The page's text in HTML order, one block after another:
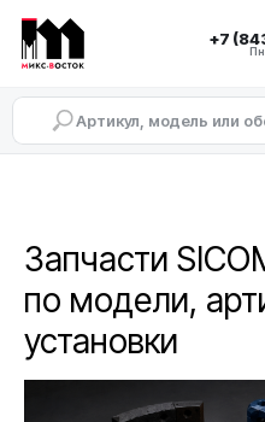
+7
Запчасти
по модели,
установки